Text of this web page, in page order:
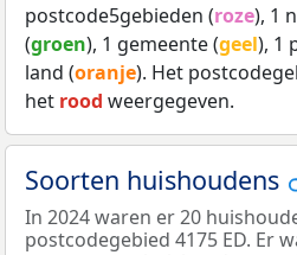
postcode5gebieden (roze), 1
(groen), 1 gemeente (geel), 1
land (oranje). Het
het rood weergegeven.
Soorten huishoudens
In 2024 waren er 20
postcodegebied 4175 ED. Er